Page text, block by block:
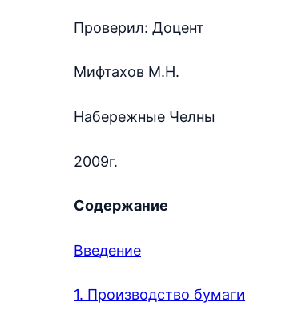
Проверил: Доцент
Мифтахов М.Н.
Набережные Челны
2009г.
Содержание
Введение
1. Производство бумаги